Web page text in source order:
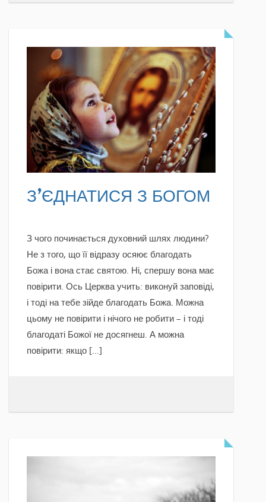
READ MORE
З’ЄДНАТИСЯ З БОГОМ
З чого починається духовний шлях людини?
Не з того, що її відразу осяює благодать
Божа і вона стає святою. Ні, спершу вона має
повірити. Ось Церква учить: виконуй заповіді,
і тоді на тебе зійде благодать Божа. Можна
цьому не повірити і нічого не робити – і тоді
благодаті Божої не досягнеш. А можна
повірити: якщо […]